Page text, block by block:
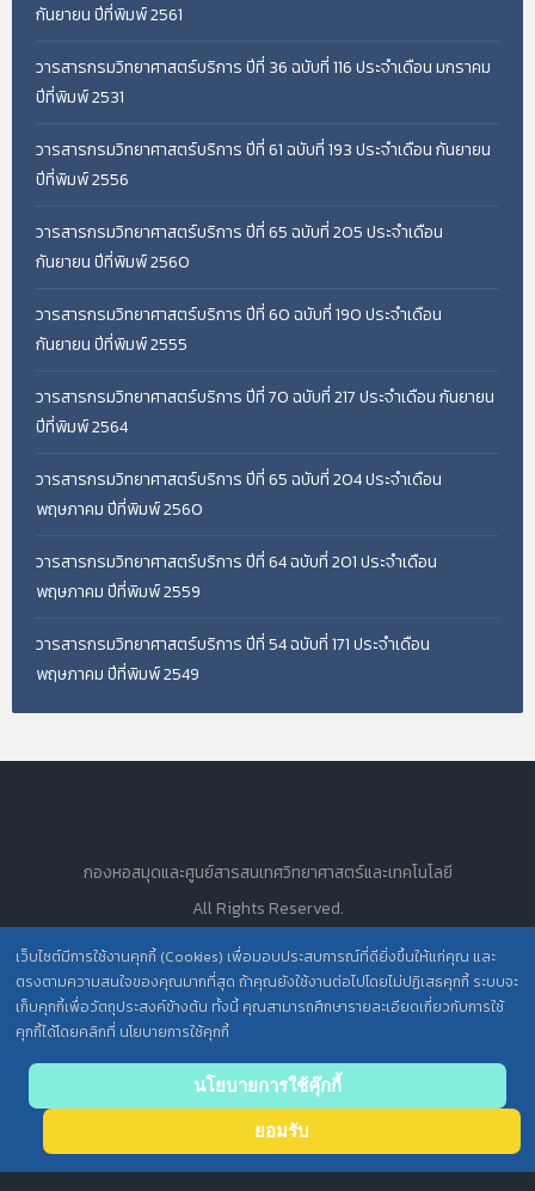
กันยายน ปีที่พิมพ์ 2561
วารสารกรมวิทยาศาสตร์บริการ ปีที่ 36 ฉบับที่ 116 ประจำเดือน มกราคม
ปีที่พิมพ์ 2531
วารสารกรมวิทยาศาสตร์บริการ ปีที่ 61 ฉบับที่ 193 ประจำเดือน กันยายน
ปีที่พิมพ์ 2556
วารสารกรมวิทยาศาสตร์บริการ ปีที่ 65 ฉบับที่ 205 ประจำเดือน
กันยายน ปีที่พิมพ์ 2560
วารสารกรมวิทยาศาสตร์บริการ ปีที่ 60 ฉบับที่ 190 ประจำเดือน
กันยายน ปีที่พิมพ์ 2555
วารสารกรมวิทยาศาสตร์บริการ ปีที่ 70 ฉบับที่ 217 ประจำเดือน กันยายน
ปีที่พิมพ์ 2564
วารสารกรมวิทยาศาสตร์บริการ ปีที่ 65 ฉบับที่ 204 ประจำเดือน
พฤษภาคม ปีที่พิมพ์ 2560
วารสารกรมวิทยาศาสตร์บริการ ปีที่ 64 ฉบับที่ 201 ประจำเดือน
พฤษภาคม ปีที่พิมพ์ 2559
วารสารกรมวิทยาศาสตร์บริการ ปีที่ 54 ฉบับที่ 171 ประจำเดือน
พฤษภาคม ปีที่พิมพ์ 2549
เว็บไซต์มีการใช้งานคุกกี้ (Cookies) เพื่อมอบประสบการณ์ที่ดียิ่งขึ้นให้แก่คุณ และ
ตรงตามความสนใจของคุณมากที่สุด ถ้าคุณยังใช้งานต่อไปโดยไม่ปฏิเสธคุกกี้ ระบบจะ
เก็บคุกกี้เพื่อวัตถุประสงค์ข้างต้น ทั้งนี้ คุณสามารถศึกษารายละเอียดเกี่ยวกับการใช้
คุกกี้ได้โดยคลิกที่ นโยบายการใช้คุกกี้
นโยบายการใช้คุ๊กกี้
ยอมรับ
กองหอสมุดและศูนย์สารสนเทศวิทยาศาสตร์และเทคโนโลยี
All Rights Reserved.
นโยบายการคุ้มครองข้อมูลส่วนบุคคล วศ. /
ประกาศความเป็นส่วนตัว (Privacy Notice) สำหรับการบริการสารสนเทศ
to top